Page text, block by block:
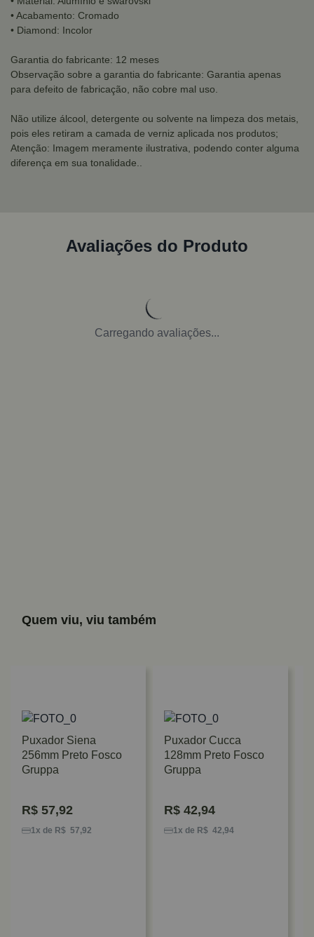
• Acabamento: Cromado
• Diamond: Incolor
Garantia do fabricante: 12 meses
Observação sobre a garantia do fabricante: Garantia apenas
para defeito de fabricação, não cobre mal uso.
Não utilize álcool, detergente ou solvente na limpeza dos metais,
pois eles retiram a camada de verniz aplicada nos produtos;
Atenção: Imagem meramente ilustrativa, podendo conter alguma
diferença em sua tonalidade..
Avaliações do Produto
Carregando avaliações...
Quem viu, viu também
Puxador Siena
256mm Preto Fosco
Gruppa
R$ 57,92
1x de R$ 57,92
Puxador Cucca
128mm Preto Fosco
Gruppa
R$ 42,94
1x de R$ 42,94